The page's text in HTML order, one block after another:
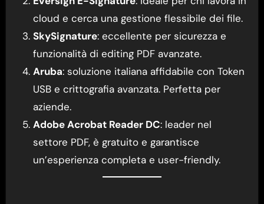
cloud e cerca una gestione flessibile dei file.
SkySignature: eccellente per sicurezza e
funzionalità di editing PDF avanzate.
Aruba: soluzione italiana affidabile con Token
USB e crittografia avanzata. Perfetta per
aziende.
Adobe Acrobat Reader DC: leader nel
settore PDF, è gratuito e garantisce
un’esperienza completa e user-friendly.